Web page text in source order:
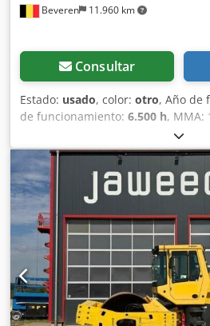
Beveren 11.960 km
Consultar
Estado: usado, color: otro, Año de
de funcionamiento: 6.500 h, MMA:
motor: Deutz Marcado CE: sí
101582511260 Codpjy R Uwrjfx
Visite nuestra web para ver una
máquinas listas para la venta.
opciones de las que aparecen
llamarnos o enviarnos un correo
Todas nuestras máquinas están
comprobadas para su fiabilidad.
Contáctenos y se las enviaremos
atendemos en neerlandés, inglés,
español y ruso. Descubra nuestra
máquinas fiables.